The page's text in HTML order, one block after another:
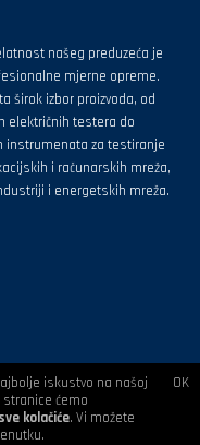
našeg preduzeća je
mjerne opreme.
širok izbor proizvoda, od
električnih testera do
instrumenata za testiranje
i računarskih mreža,
i energetskih mreža.
zadržana
iskustvo na našoj
ćemo
kolačiće. Vi možete
OK